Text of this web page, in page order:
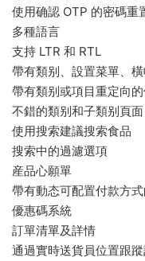
使用确認 OTP 的密碼重
多種語言
支持 LTR 和 RTL
帶有類别、設置菜單、
帶有類别或項目重定向
不錯的類别和子類别頁面
使用搜索建議搜索食品
搜索中的過濾選項
産品心願單
帶有動态可配置付款方
優惠碼系統
訂單清單及詳情
通過實時送貨員位置跟